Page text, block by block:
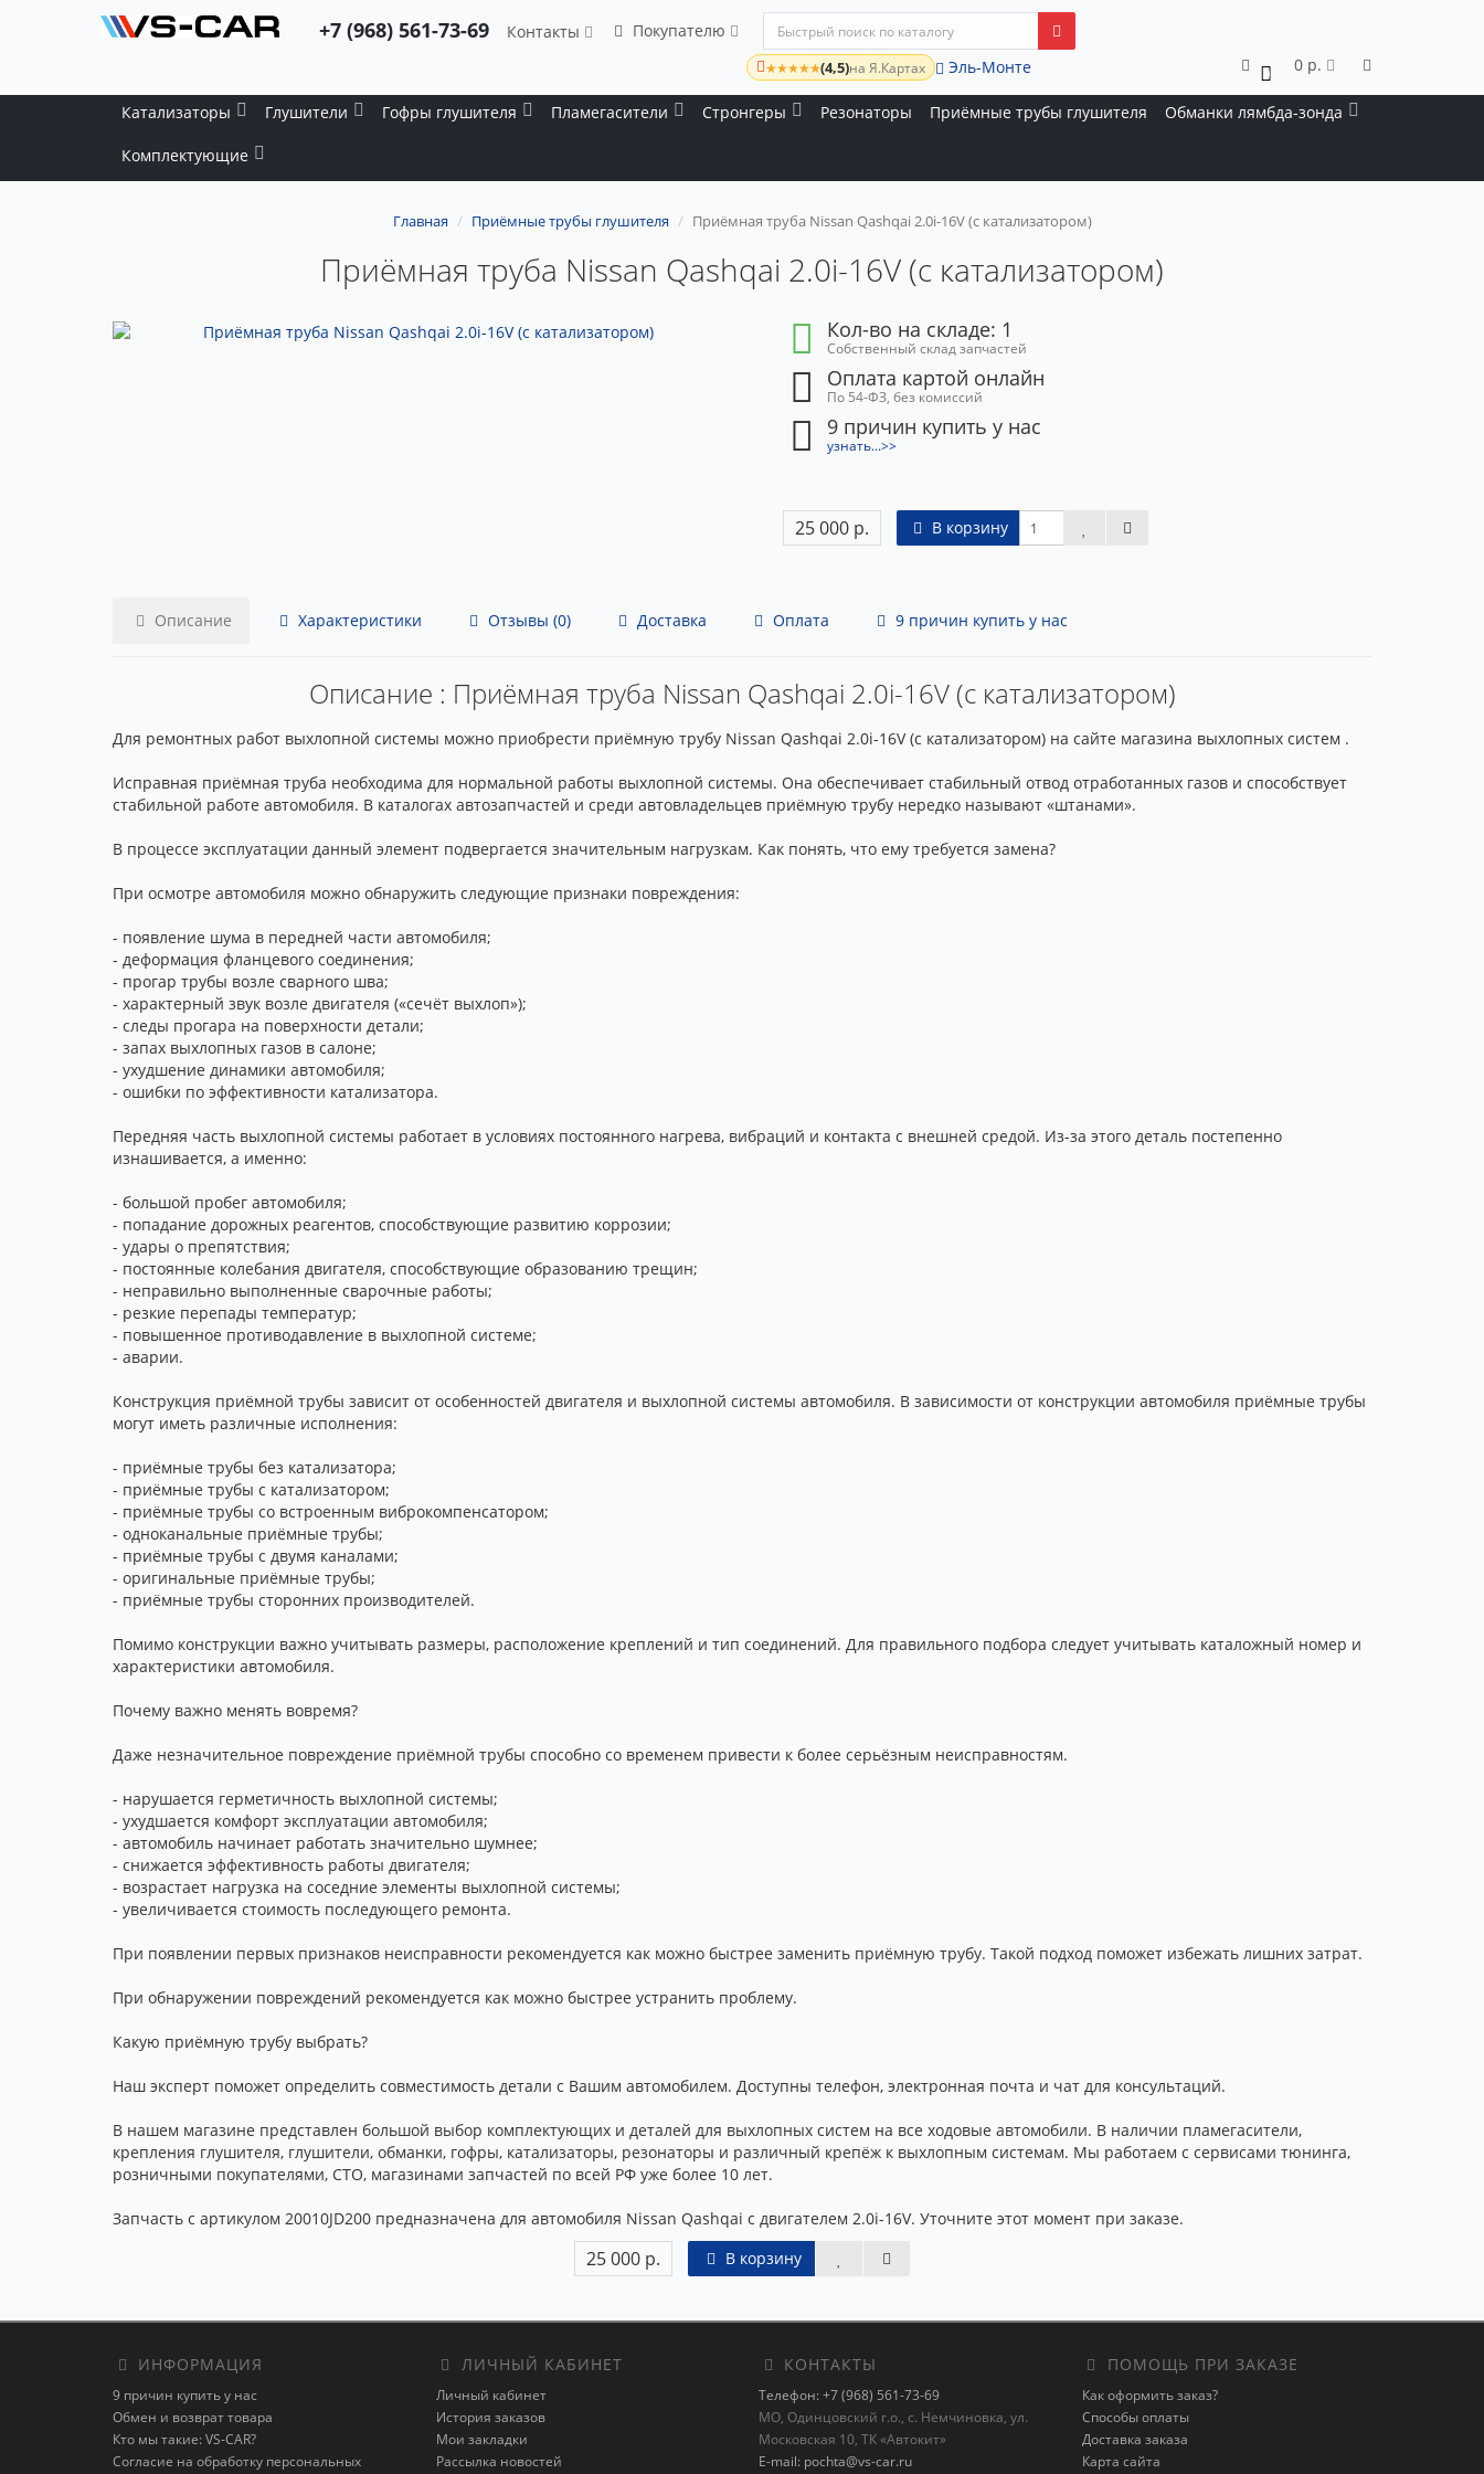
+7 (968) 561-73-69 Контакты Покупателю
★★★★★(4,5)на Я.Картах Эль-Монте 0 0 р.
Катализаторы Глушители Гофры глушителя Пламегасители Стронгеры Резонаторы Приёмные трубы глушителя Обманки лямбда-зонда
Комплектующие
Главная Приёмные трубы глушителя Приёмная труба Nissan Qashqai 2.0i-16V (с катализатором)
Приёмная труба Nissan Qashqai 2.0i-16V (с катализатором)
Кол-во на складе: 1
Собственный склад запчастей
Оплата картой онлайн
По 54-ФЗ, без комиссий
9 причин купить у нас
узнать...>>
25 000 р. В корзину
Описание Характеристики Отзывы (0) Доставка Оплата 9 причин купить у нас
Описание : Приёмная труба Nissan Qashqai 2.0i-16V (с катализатором)
Для ремонтных работ выхлопной системы можно приобрести приёмную трубу Nissan Qashqai 2.0i-16V (с катализатором) на сайте магазина выхлопных систем .
Исправная приёмная труба необходима для нормальной работы выхлопной системы. Она обеспечивает стабильный отвод отработанных газов и способствует
стабильной работе автомобиля. В каталогах автозапчастей и среди автовладельцев приёмную трубу нередко называют «штанами».
В процессе эксплуатации данный элемент подвергается значительным нагрузкам. Как понять, что ему требуется замена?
При осмотре автомобиля можно обнаружить следующие признаки повреждения:
- появление шума в передней части автомобиля;
- деформация фланцевого соединения;
- прогар трубы возле сварного шва;
- характерный звук возле двигателя («сечёт выхлоп»);
- следы прогара на поверхности детали;
- запах выхлопных газов в салоне;
- ухудшение динамики автомобиля;
- ошибки по эффективности катализатора.
Передняя часть выхлопной системы работает в условиях постоянного нагрева, вибраций и контакта с внешней средой. Из-за этого деталь постепенно
изнашивается, а именно:
- большой пробег автомобиля;
- попадание дорожных реагентов, способствующие развитию коррозии;
- удары о препятствия;
- постоянные колебания двигателя, способствующие образованию трещин;
- неправильно выполненные сварочные работы;
- резкие перепады температур;
- повышенное противодавление в выхлопной системе;
- аварии.
Конструкция приёмной трубы зависит от особенностей двигателя и выхлопной системы автомобиля. В зависимости от конструкции автомобиля приёмные трубы
могут иметь различные исполнения:
- приёмные трубы без катализатора;
- приёмные трубы с катализатором;
- приёмные трубы со встроенным виброкомпенсатором;
- одноканальные приёмные трубы;
- приёмные трубы с двумя каналами;
- оригинальные приёмные трубы;
- приёмные трубы сторонних производителей.
Помимо конструкции важно учитывать размеры, расположение креплений и тип соединений. Для правильного подбора следует учитывать каталожный номер и
характеристики автомобиля.
Почему важно менять вовремя?
Даже незначительное повреждение приёмной трубы способно со временем привести к более серьёзным неисправностям.
- нарушается герметичность выхлопной системы;
- ухудшается комфорт эксплуатации автомобиля;
- автомобиль начинает работать значительно шумнее;
- снижается эффективность работы двигателя;
- возрастает нагрузка на соседние элементы выхлопной системы;
- увеличивается стоимость последующего ремонта.
При появлении первых признаков неисправности рекомендуется как можно быстрее заменить приёмную трубу. Такой подход поможет избежать лишних затрат.
При обнаружении повреждений рекомендуется как можно быстрее устранить проблему.
Какую приёмную трубу выбрать?
Наш эксперт поможет определить совместимость детали с Вашим автомобилем. Доступны телефон, электронная почта и чат для консультаций.
В нашем магазине представлен большой выбор комплектующих и деталей для выхлопных систем на все ходовые автомобили. В наличии пламегасители,
крепления глушителя, глушители, обманки, гофры, катализаторы, резонаторы и различный крепёж к выхлопным системам. Мы работаем с сервисами тюнинга,
розничными покупателями, СТО, магазинами запчастей по всей РФ уже более 10 лет.
Запчасть с артикулом 20010JD200 предназначена для автомобиля Nissan Qashqai с двигателем 2.0i-16V. Уточните этот момент при заказе.
25 000 р. В корзину
ИНФОРМАЦИЯ
9 причин купить у нас
Обмен и возврат товара
Кто мы такие: VS-CAR?
Согласие на обработку персональных
ЛИЧНЫЙ КАБИНЕТ
Личный кабинет
История заказов
Мои закладки
Рассылка новостей
КОНТАКТЫ
Телефон: +7 (968) 561-73-69
МО, Одинцовский г.о., с. Немчиновка, ул.
Московская 10, ТК «Автокит»
E-mail: pochta@vs-car.ru
ПОМОЩЬ ПРИ ЗАКАЗЕ
Как оформить заказ?
Способы оплаты
Доставка заказа
Карта сайта